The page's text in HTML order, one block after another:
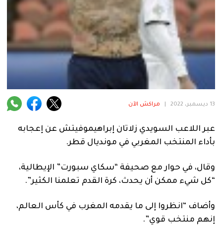
منوعة
13 ديسمبر، 2022 مراكش الآن
عبر اللاعب السويدي زلاتان إبراهيموفيتش عن إعجابه
بأداء المنتخب المغربي في مونديال قطر.
وقال، في حوار مع صحيفة “سكاي سبورت” الإيطالية،
“كل شيء ممكن أن يحدث، كرة القدم تعلمنا الكثير”.
وأضاف “انظروا إلى ما يقدمه المغرب في كأس العالم،
إنهم منتخب قوي”.